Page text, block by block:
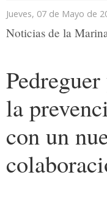
Jueves, 07 de Mayo de
Noticias de la
la
con un